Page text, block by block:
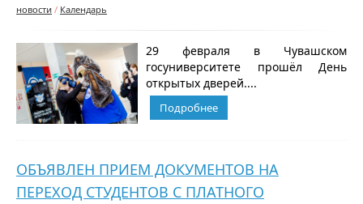
новости / Календарь
29 февраля в Чувашском
госуниверситете прошёл День
открытых дверей....
Подробнее
ОБЪЯВЛЕН ПРИЕМ ДОКУМЕНТОВ НА
ПЕРЕХОД СТУДЕНТОВ С ПЛАТНОГО